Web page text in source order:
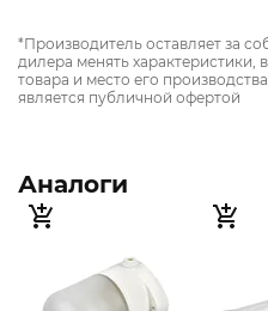
*Производитель оставляет за
дилера менять
товара и место его
является публичной офертой
Аналоги